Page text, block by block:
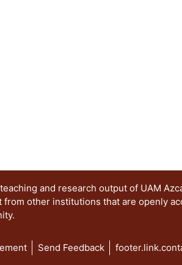
and research output of UAM
other institutions that are openly
Send Feedback